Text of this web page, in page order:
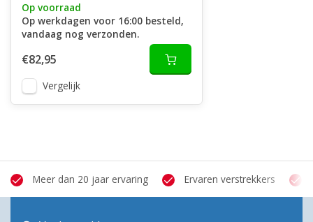
Op voorraad
Op werkdagen voor 16:00 besteld,
vandaag nog verzonden.
€82,95
Vergelijk
Meer dan 20 jaar ervaring Ervaren verstrekkers